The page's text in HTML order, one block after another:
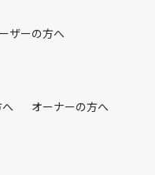
ザーの方へ
オーナーの方へ